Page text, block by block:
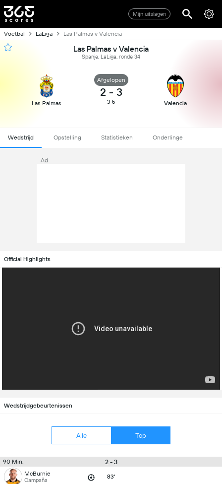
Mijn uitslagen
Voetbal LaLiga Las Palmas v Valencia
Las Palmas v Valencia
Spanje, LaLiga, ronde 34
Las Palmas
Afgelopen
2 - 3
3-5 Valencia
Wedstrijd Opstelling Statistieken Onderlinge
Ad
Official Highlights
Wedstrijdgebeurtenissen
Alle Top
90 Min. 2 - 3
McBurnie
Campaña 83'